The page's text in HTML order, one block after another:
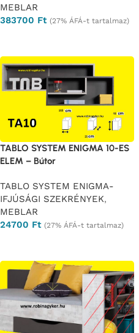
MEBLAR
383700 Ft (27% ÁFÁ-t tartalmaz)
TABLO SYSTEM ENIGMA 10-ES
ELEM – Bútor
TABLO SYSTEM ENIGMA-
IFJÚSÁGI SZEKRÉNYEK,
MEBLAR
24700 Ft (27% ÁFÁ-t tartalmaz)